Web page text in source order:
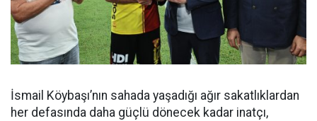
İsmail Köybaşı’nın sahada yaşadığı ağır sakatlıklardan
her defasında daha güçlü dönecek kadar inatçı,